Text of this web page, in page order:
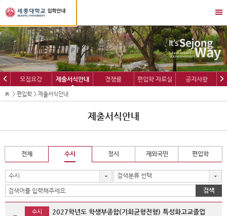
세
종
대
학
교
입
학
정
보
뉴
열
기/
닫
기
이
전
다
음
모집요강 제출서식안내 경쟁률 편입학 자료실 공지사항
> 편입학 > 제출서식안내
제출서식안내
전체 수시 정시 재외국민 편입학
수시 검색분류 선택
검색
수시
2027학년도 학생부종합(기회균형전형) 특성화고교졸업